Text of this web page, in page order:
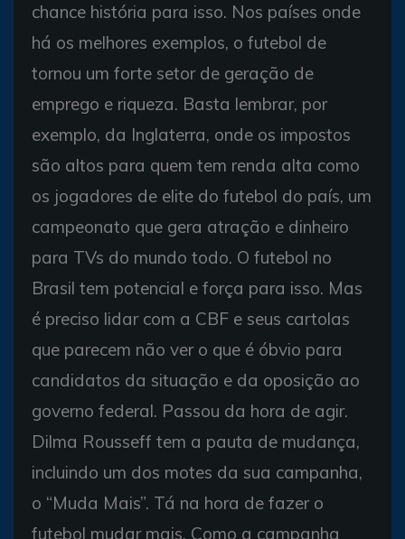
chance história para isso. Nos países onde
há os melhores exemplos, o futebol de
tornou um forte setor de geração de
emprego e riqueza. Basta lembrar, por
exemplo, da Inglaterra, onde os impostos
são altos para quem tem renda alta como
os jogadores de elite do futebol do país, um
campeonato que gera atração e dinheiro
para TVs do mundo todo. O futebol no
Brasil tem potencial e força para isso. Mas
é preciso lidar com a CBF e seus cartolas
que parecem não ver o que é óbvio para
candidatos da situação e da oposição ao
governo federal. Passou da hora de agir.
Dilma Rousseff tem a pauta de mudança,
incluindo um dos motes da sua campanha,
o “Muda Mais”. Tá na hora de fazer o
futebol mudar mais. Como a campanha